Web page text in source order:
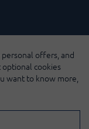
offers, and
optional cookies
want to know more,